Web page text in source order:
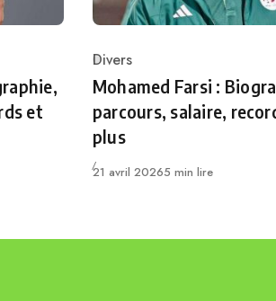
et
Category
Divers
Mohamed Farsi :
parcours, salaire,
plus
Publié
21 avril 20265 min lire